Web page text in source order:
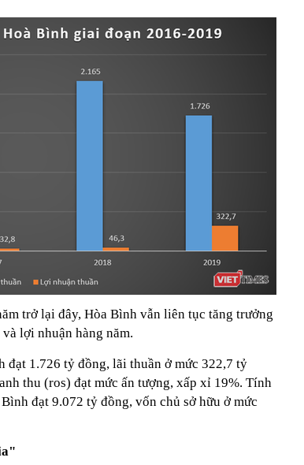
trở lại đây, Hòa Bình vẫn liên tục tăng trưởng
lợi nhuận hàng năm.
đạt 1.726 tỷ đồng, lãi thuần ở mức 322,7 tỷ
thu (ros) đạt mức ấn tượng, xấp xỉ 19%. Tính
đạt 9.072 tỷ đồng, vốn chủ sở hữu ở mức